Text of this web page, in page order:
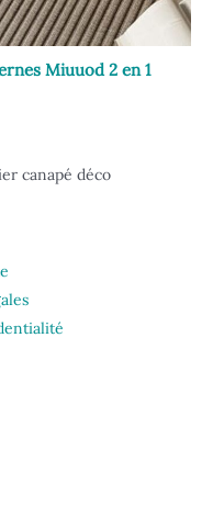
Miuuod 2 en 1
canapé déco